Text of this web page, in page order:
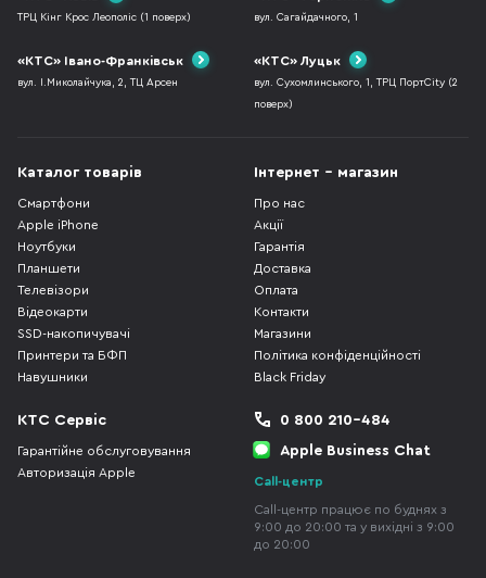
ТРЦ Кінг Крос Леополіс (1 поверх) вул. Сагайдачного, 1
«КТС» Івано-Франківськ
вул. І.Миколайчука, 2, ТЦ Арсен
«КТС» Луцьк
вул. Сухомлинського, 1, ТРЦ ПортCity (2
поверх)
Каталог товарів
Смартфони
Apple iPhone
Ноутбуки
Планшети
Телевізори
Відеокарти
SSD-накопичувачі
Принтери та БФП
Навушники
Інтернет - магазин
Про нас
Акції
Гарантія
Доставка
Оплата
Контакти
Магазини
Політика конфіденційності
Black Friday
КТС Сервіс
Гарантійне обслуговування
Авторизація Apple
0 800 210-484
Apple Business Chat
Call-центр
Call-центр працює по буднях з
9:00 до 20:00 та у вихідні з 9:00
до 20:00